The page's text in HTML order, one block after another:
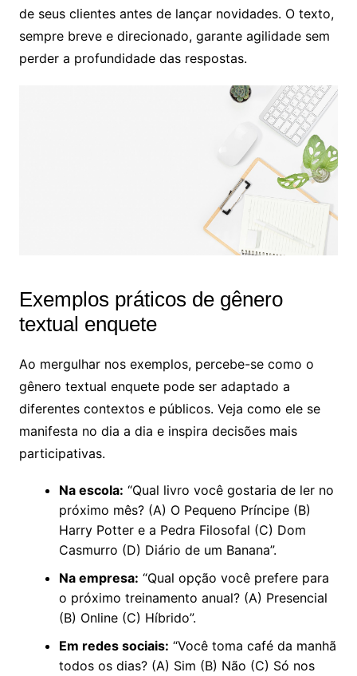
de seus clientes antes de lançar novidades. O texto,
sempre breve e direcionado, garante agilidade sem
perder a profundidade das respostas.
Exemplos práticos de gênero
textual enquete
Ao mergulhar nos exemplos, percebe-se como o
gênero textual enquete pode ser adaptado a
diferentes contextos e públicos. Veja como ele se
manifesta no dia a dia e inspira decisões mais
participativas.
Na escola: “Qual livro você gostaria de ler no
próximo mês? (A) O Pequeno Príncipe (B)
Harry Potter e a Pedra Filosofal (C) Dom
Casmurro (D) Diário de um Banana”.
Na empresa: “Qual opção você prefere para
o próximo treinamento anual? (A) Presencial
(B) Online (C) Híbrido”.
Em redes sociais: “Você toma café da manhã
todos os dias? (A) Sim (B) Não (C) Só nos